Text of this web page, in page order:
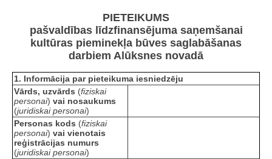
PIETEIKUMS
pašvaldības līdzfinansējuma saņemšanai
kultūras pieminekļa būves saglabāšanas
darbiem Alūksnes novadā
1. Informācija par pieteikuma iesniedzēju
Vārds, uzvārds (fiziskai
personai) vai nosaukums
(juridiskai personai)
Personas kods (fiziskai
personai) vai vienotais
reģistrācijas numurs
(juridiskai personai)